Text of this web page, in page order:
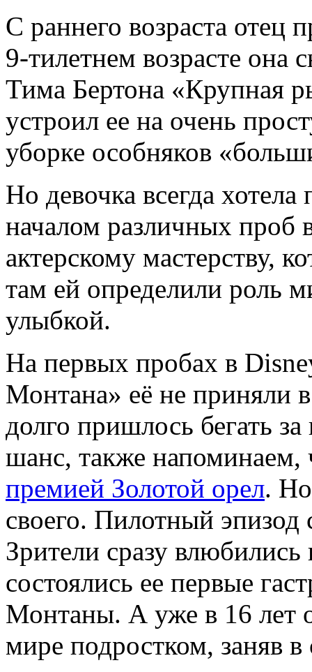
С раннего возраста отец
9-тилетнем возрасте она
Тима Бертона «Крупная
устроил ее на очень
уборке особняков
Но девочка всегда
началом различных проб
актерскому мастерству,
там ей определили роль
улыбкой.
На первых пробах в
Монтана» её не приняли
долго пришлось бегать
шанс, также напоминаем,
премией Золотой орел.
своего. Пилотный эпизод
Зрители сразу
состоялись ее первые
Монтаны. А уже в 16 лет
мире подростком, заняв в